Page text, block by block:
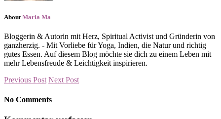
About Maria Ma
Bloggerin & Autorin mit Herz, Spiritual Activist und Gründerin von
ganzherzig. - Mit Vorliebe für Yoga, Indien, die Natur und richtig
gutes Essen. Auf diesem Blog möchte sie dich zu einem Leben mit
mehr Lebensfreude & Leichtigkeit inspirieren.
Previous Post Next Post
No Comments